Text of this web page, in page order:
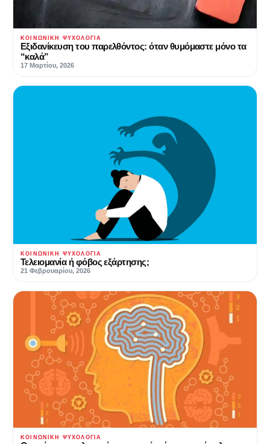
ΚΟΙΝΩΝΙΚΉ ΨΥΧΟΛΟΓΊΑ
Εξιδανίκευση του παρελθόντος: όταν θυμόμαστε μόνο τα
“καλά”
17 Μαρτίου, 2026
ΚΟΙΝΩΝΙΚΉ ΨΥΧΟΛΟΓΊΑ
Τελειομανία ή φόβος εξάρτησης;
21 Φεβρουαρίου, 2026
ΚΟΙΝΩΝΙΚΉ ΨΥΧΟΛΟΓΊΑ